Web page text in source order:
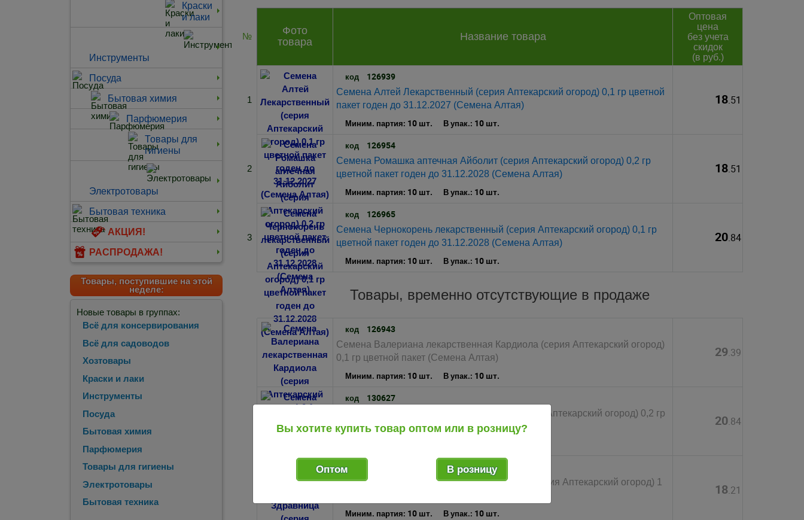
Краски
и лаки
Инструменты
Посуда
Бытовая химия
Парфюмерия
Товары для
гигиены
Электротовары
Бытовая техника
АКЦИЯ!
РАСПРОДАЖА!
Товары, поступившие на этой
неделе:
Новые товары в группах:
Всё для консервирования
Всё для садоводов
Хозтовары
Краски и лаки
Инструменты
Посуда
Бытовая химия
Парфюмерия
Товары для гигиены
Электротовары
Бытовая техника
№
Фото
товара
Название товара
Оптовая
цена
без учета
скидок
(в руб.)
1
код 126939
Семена Алтей Лекарственный (серия Аптекарский огород) 0,1 гр цветной
пакет годен до 31.12.2027 (Семена Алтая)
Миним. партия: 10 шт. В упак.: 10 шт.
18.51
2
код 126954
Семена Ромашка аптечная Айболит (серия Аптекарский огород) 0,2 гр
цветной пакет годен до 31.12.2028 (Семена Алтая)
Миним. партия: 10 шт. В упак.: 10 шт.
18.51
3
код 126965
Семена Чернокорень лекарственный (серия Аптекарский огород) 0,1 гр
цветной пакет годен до 31.12.2028 (Семена Алтая)
Миним. партия: 10 шт. В упак.: 10 шт.
20.84
Товары, временно отсутствующие в продаже
код 126943
Семена Валериана лекарственная Кардиола (серия Аптекарский огород)
0,1 гр цветной пакет (Семена Алтая)
Миним. партия: 10 шт. В упак.: 10 шт.
29.39
код 130627
Семена Иссоп Знахарь лекарственный (серия Аптекарский огород) 0,2 гр
цветной пакет (Семена Алтая)
20.84
код
Семена Расторопша пятнистая Здравница (серия Аптекарский огород) 1
Миним. партия: 10 шт. В упак.: 10 шт.
18.21
Вы хотите купить товар оптом или в розницу?
Оптом В розницу